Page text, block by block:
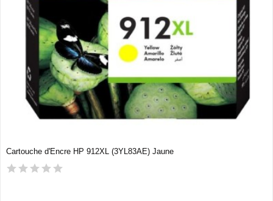
Cartouche d'Encre HP 912XL (3YL83AE) Jaune